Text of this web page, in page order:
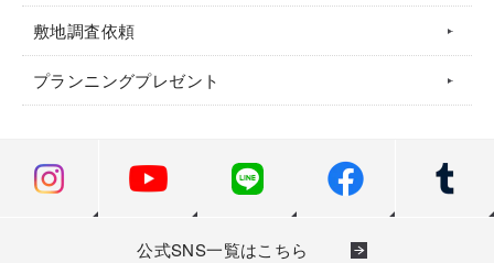
敷地調査依頼
プランニングプレゼント
公式SNS一覧はこちら